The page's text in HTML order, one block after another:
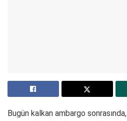
Bugün kalkan ambargo sonrasında,